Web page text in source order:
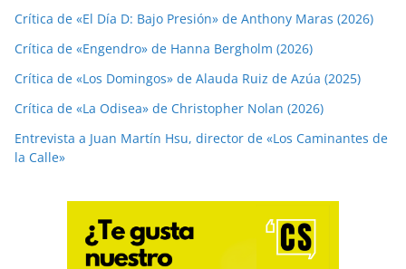
Crítica de «El Día D: Bajo Presión» de Anthony Maras (2026)
Crítica de «Engendro» de Hanna Bergholm (2026)
Crítica de «Los Domingos» de Alauda Ruiz de Azúa (2025)
Crítica de «La Odisea» de Christopher Nolan (2026)
Entrevista a Juan Martín Hsu, director de «Los Caminantes de
la Calle»